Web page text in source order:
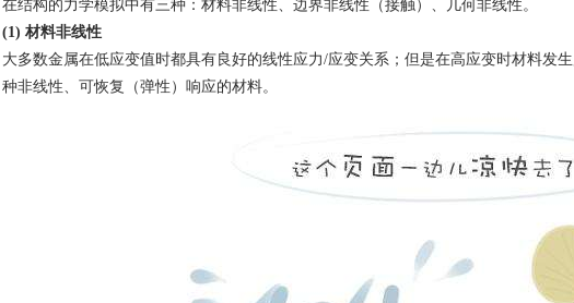
在结构的力学模拟中有三种：材料非线性、边界非线性（接触）、几何非线性。
(1) 材料非线性
大多数金属在低应变值时都具有良好的线性应力/应变关系；但是在高应变时材料发
种非线性、可恢复（弹性）响应的材料。